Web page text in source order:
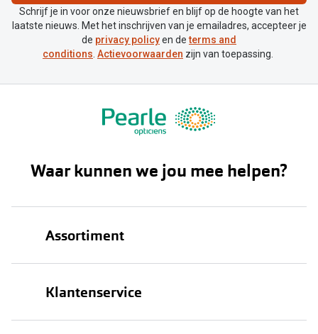
Schrijf je in voor onze nieuwsbrief en blijf op de hoogte van het
laatste nieuws. Met het inschrijven van je emailadres, accepteer je
de privacy policyen determs and
conditions. Actievoorwaarden zijn van toepassing.
Waar kunnen we jou mee helpen?
Assortiment
Klantenservice